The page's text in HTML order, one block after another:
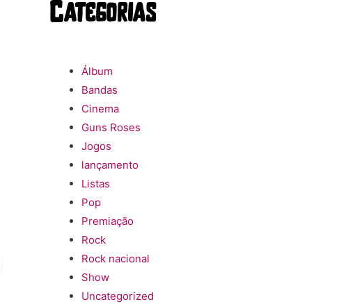
Categorias
Álbum
Bandas
Cinema
Guns Roses
Jogos
lançamento
Listas
Pop
Premiação
Rock
Rock nacional
Show
Uncategorized